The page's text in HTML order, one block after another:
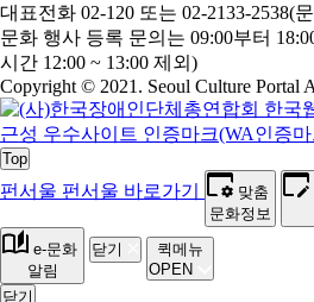
대표전화 02-120 또는 02-2133-2538(
문화 행사 등록 문의는 09:00부터
시간 12:00 ~ 13:00 제외)
Copyright © 2021. Seoul Culture Portal
Top
펀서울 펀서울 바로가기
맞춤
문화정보
e-문화
알림
닫기
퀵메뉴
OPEN
닫기